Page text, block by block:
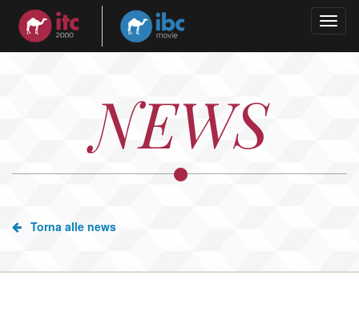
NEWS
Torna alle news